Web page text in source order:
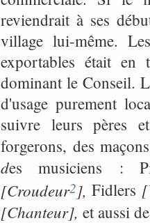
reviendrait à ses
village lui-même.
exportables était
dominant le Conseil.
d'usage purement
suivre leurs pères
forgerons, des
des musiciens :
[Croudeur2],Fidlers
[Chanteur], et aussi